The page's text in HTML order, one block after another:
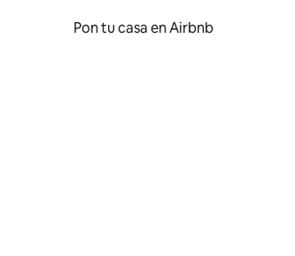
Pon tu casa en Airbnb